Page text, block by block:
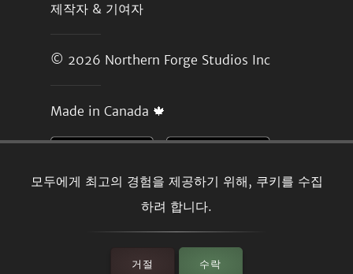
모두에게 최고의 경험을 제공하기 위해, 쿠키를 수집
하려 합니다.
거절 수락
제작자 & 기여자
© 2026 Northern Forge Studios Inc
Made in Canada 🍁